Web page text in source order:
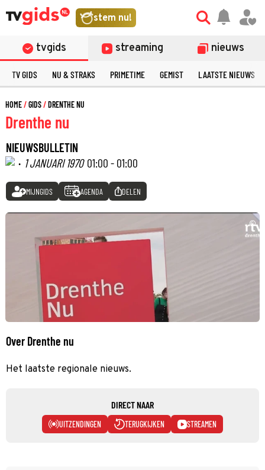
stem nu!
tvgids streaming nieuws
TV GIDS NU & STRAKS PRIMETIME GEMIST LAATSTE NIEUWS
HOME GIDS DRENTHE NU
Drenthe nu
NIEUWSBULLETIN
· 1 JANUARI 1970 01:00 - 01:00
MIJNGIDS AGENDA DELEN
©
Over Drenthe nu
Het laatste regionale nieuws.
DIRECT NAAR
UITZENDINGEN TERUGKIJKEN STREAMEN